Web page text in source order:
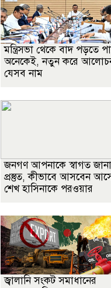
মন্ত্রিসভা থেকে বাদ পড়তে
অনেকেই, নতুন করে
যেসব নাম
জনগণ আপনাকে স্বাগত
প্রস্তুত, কীভাবে আসবেন
শেখ হাসিনাকে পরওয়ার
জ্বালানি সংকট সমাধানের